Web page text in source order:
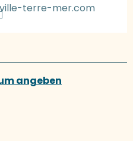
terre-mer.com
angeben